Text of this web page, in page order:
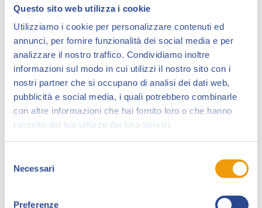
Questo sito web utilizza i cookie
Utilizziamo i cookie per personalizzare contenuti ed
annunci, per fornire funzionalità dei social media e per
analizzare il nostro traffico. Condividiamo inoltre
informazioni sul modo in cui utilizzi il nostro sito con i
nostri partner che si occupano di analisi dei dati web,
pubblicità e social media, i quali potrebbero combinarle
con altre informazioni che hai fornito loro o che hanno
raccolto dal tuo utilizzo dei loro servizi.
delNecessari
Preferenze
storie brevi. Con il collega e amico Giovanni Romanini
lavora anche per il mercato francese.
Sono suoi anche i disegni deilibri “Il manuale di
autodifesa televisiva” di Patrizio Roversi e “Il manuale
della tap model” di Syusy Blady.
Per laEdifumettorealizza i 16 episodi della serie
“Raimbo” e, in collaborazione con Giovanni Romanini,
la serie “I ragazzi della 3ª B”.
con le case editrici di libri per l’infanzia Piccoli e
Alla Sergio Bonelli Editore fin dall’inizio degli anni ’90,